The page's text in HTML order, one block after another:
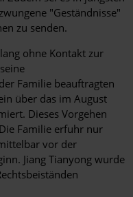
"Geständnisse"
zu senden.
ohne Kontakt zur
Familie beauftragten
über das im August
Dieses Vorgehen
Familie erfuhr nur
vor der
Jiang Tianyong wurde